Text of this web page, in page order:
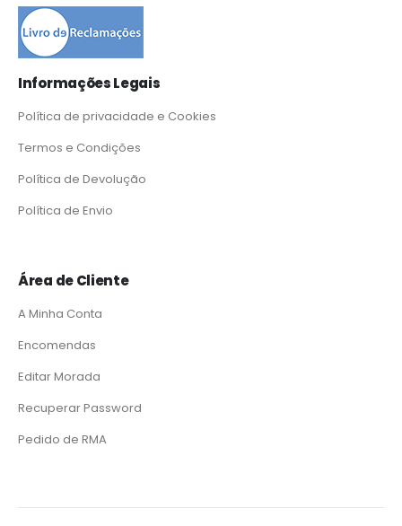
Informações Legais
Política de privacidade e Cookies
Termos e Condições
Política de Devolução
Política de Envio
Área de Cliente
A Minha Conta
Encomendas
Editar Morada
Recuperar Password
Pedido de RMA